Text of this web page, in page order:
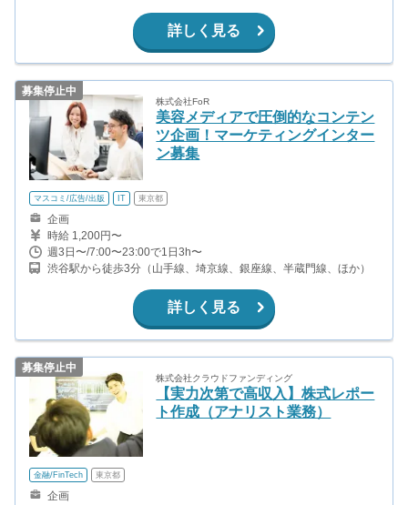
詳しく見る
募集停止中
株式会社FoR
美容メディアで圧倒的なコンテン
ツ企画！マーケティングインター
ン募集
マスコミ/広告/出版 IT 東京都
企画
時給 1,200円〜
週3日〜/7:00〜23:00で1日3h〜
渋谷駅から徒歩3分（山手線、埼京線、銀座線、半蔵門線、ほか）
詳しく見る
募集停止中
株式会社クラウドファンディング
【実力次第で高収入】株式レポー
ト作成（アナリスト業務）
金融/FinTech 東京都
企画